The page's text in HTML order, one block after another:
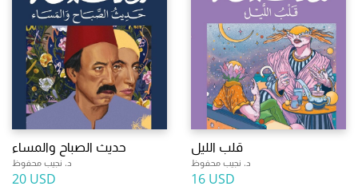
حديث الصباح والمساء
د. نجيب محفوظ
20 USD
قلب الليل
د. نجيب محفوظ
16 USD